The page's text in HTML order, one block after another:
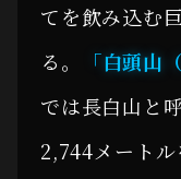
てを飲み込む
る。
「白頭山
では長白山と
2,744メートル